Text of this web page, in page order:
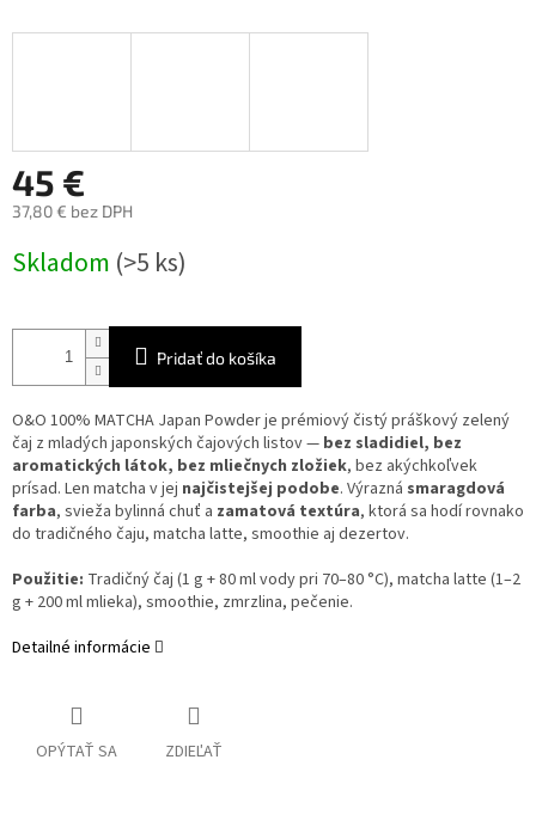
45 €
37,80 € bez DPH
cena:
Skladom (>5 ks)
Pridať do košíka
O&O 100% MATCHA Japan Powder je prémiový čistý práškový zelený
čaj z mladých japonských čajových listov — bez sladidiel, bez
aromatických látok, bez mliečnych zložiek, bez akýchkoľvek
prísad. Len matcha v jej najčistejšej podobe. Výrazná smaragdová
farba, svieža bylinná chuť a zamatová textúra, ktorá sa hodí rovnako
do tradičného čaju, matcha latte, smoothie aj dezertov.
Použitie: Tradičný čaj (1 g + 80 ml vody pri 70–80 °C), matcha latte (1–2
g + 200 ml mlieka), smoothie, zmrzlina, pečenie.
Detailné informácie
OPÝTAŤ SA ZDIEĽAŤ